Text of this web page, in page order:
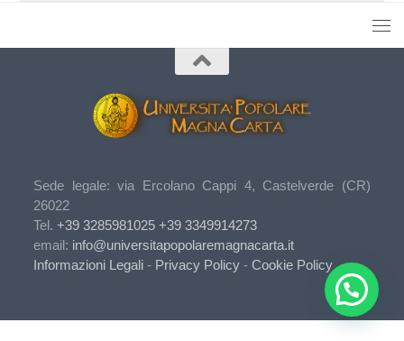
Sede legale: via Ercolano Cappi 4, Castelverde (CR)
26022
Tel.+39 3285981025 +39 3349914273
email: info@universitapopolaremagnacarta.it
Informazioni Legali - Privacy Policy -Cookie Policy